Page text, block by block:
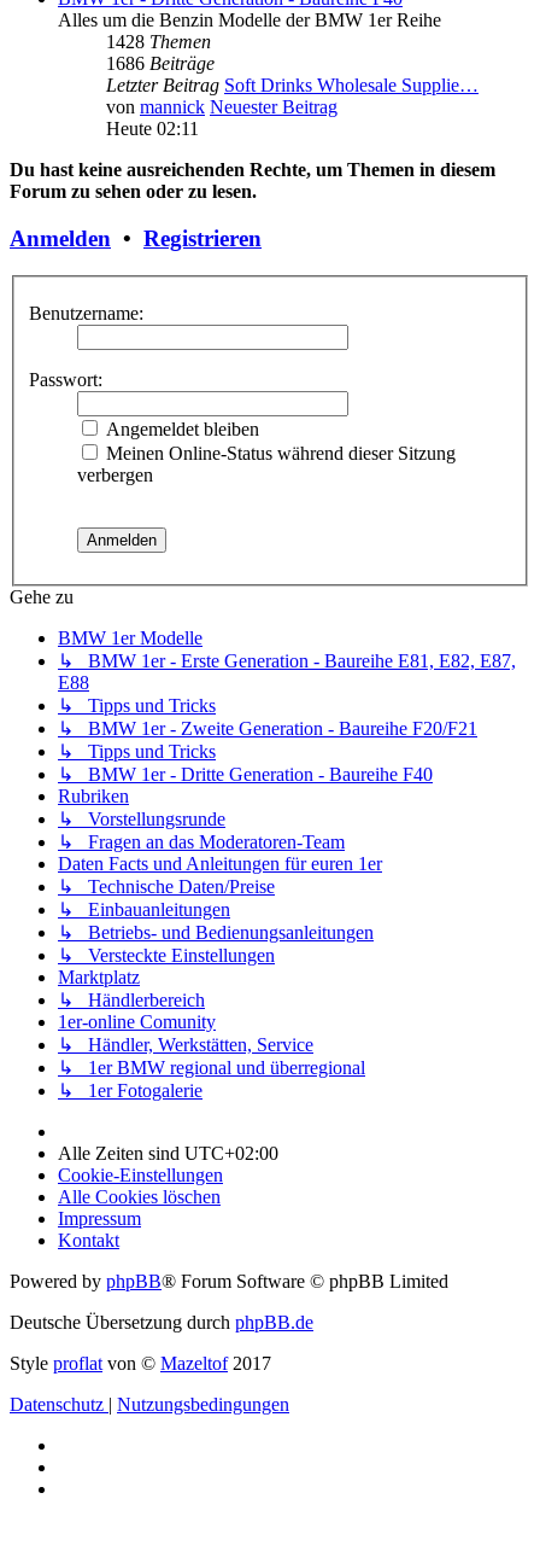
Alles um die Benzin Modelle der BMW 1er Reihe
1428 Themen
1686 Beiträge
Letzter Beitrag Soft Drinks Wholesale Supplie…
von mannick Neuester Beitrag
Heute 02:11
Du hast keine ausreichenden Rechte, um Themen in diesem
Forum zu sehen oder zu lesen.
Anmelden • Registrieren
Benutzername:
Passwort:
Angemeldet bleiben
Meinen Online-Status während dieser Sitzung
verbergen
Gehe zu
BMW 1er Modelle
↳ BMW 1er - Erste Generation - Baureihe E81, E82, E87,
E88
↳ Tipps und Tricks
↳ BMW 1er - Zweite Generation - Baureihe F20/F21
↳ Tipps und Tricks
↳ BMW 1er - Dritte Generation - Baureihe F40
Rubriken
↳ Vorstellungsrunde
↳ Fragen an das Moderatoren-Team
Daten Facts und Anleitungen für euren 1er
↳ Technische Daten/Preise
↳ Einbauanleitungen
↳ Betriebs- und Bedienungsanleitungen
↳ Versteckte Einstellungen
Marktplatz
↳ Händlerbereich
1er-online Comunity
↳ Händler, Werkstätten, Service
↳ 1er BMW regional und überregional
↳ 1er Fotogalerie
Alle Zeiten sind UTC+02:00
Cookie-Einstellungen
Alle Cookies löschen
Impressum
Kontakt
Powered by phpBB® Forum Software © phpBB Limited
Deutsche Übersetzung durch phpBB.de
Style proflat von © Mazeltof2017
Datenschutz | Nutzungsbedingungen